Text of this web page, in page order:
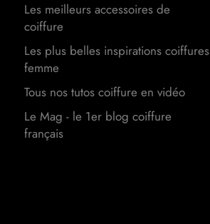
Les meilleurs accessoires de
coiffure
Les plus belles inspirations coiffures
femme
Tous nos tutos coiffure en vidéo
Le Mag - le 1er blog coiffure
français